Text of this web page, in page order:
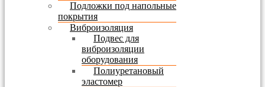
Подложки под напольные
покрытия
Виброизоляция
Подвес для
виброизоляции
оборудования
Полиуретановый
эластомер